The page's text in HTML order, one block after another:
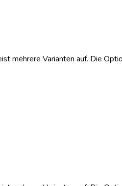
mehrere Varianten auf. Die